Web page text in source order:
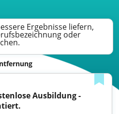
Ergebnisse liefern,
oder
Ausbildung -